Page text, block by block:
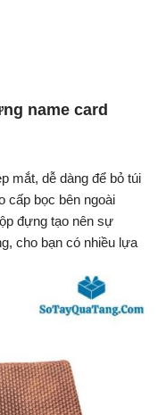
name card
mắt, dễ dàng để bỏ túi
cấp bọc bên ngoài
đựng tạo nên sự
cho bạn có nhiều lựa